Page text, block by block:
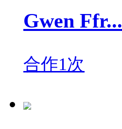
Gwen Ffr...
合作1次